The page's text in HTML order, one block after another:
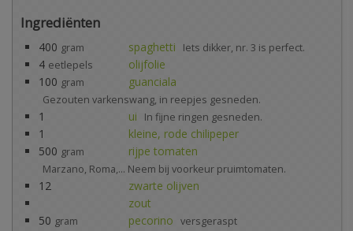
Ingrediënten
400 gram spaghetti Iets dikker, nr. 3 is perfect.
4 eetlepels
olijfolie
100 gram guanciala
Gezouten varkenswang, in reepjes gesneden.
1 ui In fijne ringen gesneden.
1
kleine, rode chilipeper
500 gram rijpe tomaten
Marzano, Roma,... Neem bij voorkeur pruimtomaten.
12
zwarte olijven
zout
50 gram pecorino versgeraspt